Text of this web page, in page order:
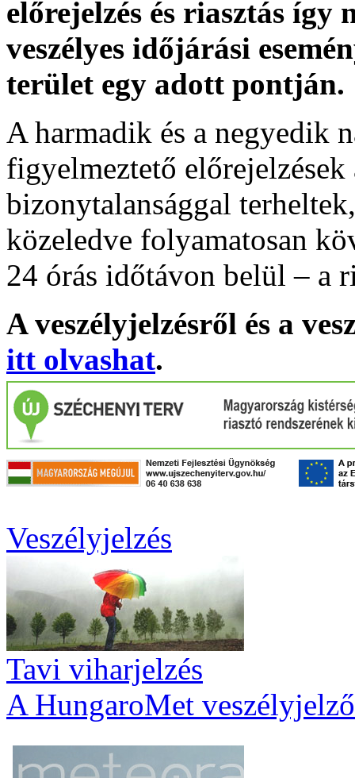
előrejelzés és riasztás
veszélyes időjárási
terület egy adott pontján.
A harmadik és a negyedik
figyelmeztető
bizonytalansággal
közeledve folyamatosan
24 órás időtávon belül – a
A veszélyjelzésről és a
itt olvashat.
Veszélyjelzés
Tavi viharjelzés
A HungaroMet